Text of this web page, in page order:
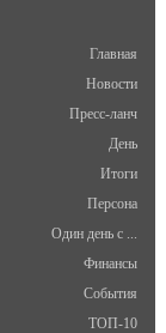
Главная
Новости
Пресс-ланч
День
Итоги
Персона
Один день с ...
Финансы
События
ТОП-10